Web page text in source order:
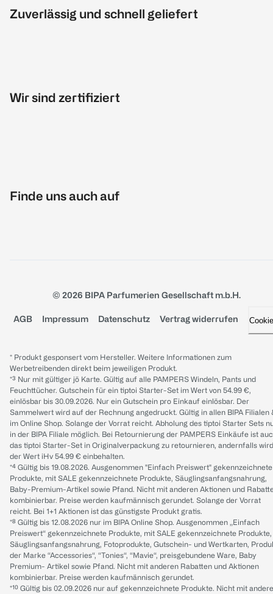
Zuverlässig und schnell geliefert
Wir sind zertifiziert
Finde uns auch auf
© 2026 BIPA Parfumerien Gesellschaft m.b.H.
AGB Impressum Datenschutz Vertrag widerrufen
* Produkt gesponsert vom Hersteller. Weitere Informationen zum
Werbetreibenden direkt beim jeweiligen Produkt.
*³ Nur mit gültiger jö Karte. Gültig auf alle PAMPERS Windeln, Pants und
Feuchttücher. Gutschein für ein tiptoi Starter-Set im Wert von 54.99 €,
einlösbar bis 30.09.2026. Nur ein Gutschein pro Einkauf einlösbar. Der
Sammelwert wird auf der Rechnung angedruckt. Gültig in allen BIPA Filialen
im Online Shop. Solange der Vorrat reicht. Abholung des tiptoi Starter Sets
in der BIPA Filiale möglich. Bei Retournierung der PAMPERS Einkäufe ist
das tiptoi Starter-Set in Originalverpackung zu retournieren, andernfalls wird
der Wert iHv 54.99 € einbehalten.
*⁴ Gültig bis 19.08.2026. Ausgenommen "Einfach Preiswert" gekennzeichnete
Produkte, mit SALE gekennzeichnete Produkte, Säuglingsanfangsnahrung,
Baby-Premium-Artikel sowie Pfand. Nicht mit anderen Aktionen und
kombinierbar. Preise werden kaufmännisch gerundet. Solange der Vorrat
reicht. Bei 1+1 Aktionen ist das günstigste Produkt gratis.
*⁸ Gültig bis 12.08.2026 nur im BIPA Online Shop. Ausgenommen „Einfach
Preiswert“ gekennzeichnete Produkte, mit SALE gekennzeichnete Produkte,
Säuglingsanfangsnahrung, Fotoprodukte, Gutschein- und Wertkarten,
der Marke “Accessories“, “Tonies“, “Mavie“, preisgebundene Ware, Baby
Premium- Artikel sowie Pfand. Nicht mit anderen Rabatten und Aktionen
kombinierbar. Preise werden kaufmännisch gerundet.
*¹⁰ Gültig bis 02.09.2026 nur auf gekennzeichnete Produkte. Nicht mit